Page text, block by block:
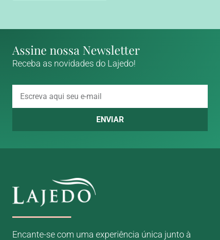
Assine nossa Newsletter
Receba as novidades do Lajedo!
ENVIAR
Encante-se com uma experiência única junto à